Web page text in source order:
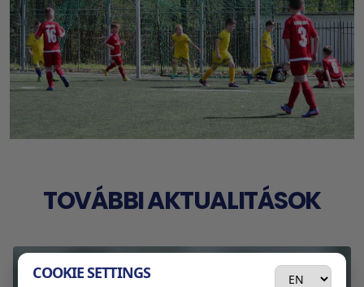
TOVÁBBI AKTUALITÁSOK
COOKIE SETTINGS